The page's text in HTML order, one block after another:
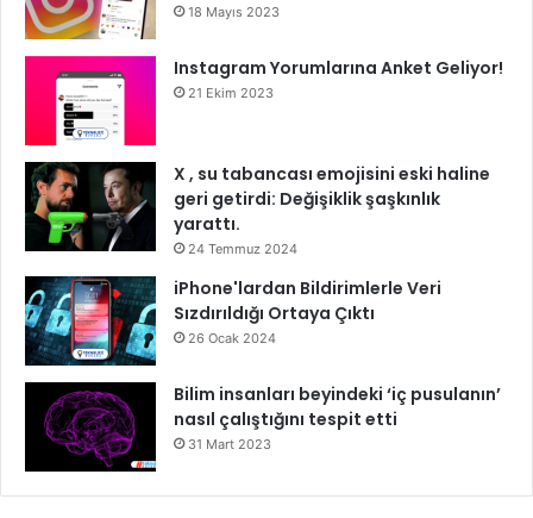
18 Mayıs 2023
Instagram Yorumlarına Anket Geliyor!
21 Ekim 2023
X , su tabancası emojisini eski haline
geri getirdi: Değişiklik şaşkınlık
yarattı.
24 Temmuz 2024
iPhone'lardan Bildirimlerle Veri
Sızdırıldığı Ortaya Çıktı
26 Ocak 2024
Bilim insanları beyindeki ‘iç pusulanın’
nasıl çalıştığını tespit etti
31 Mart 2023